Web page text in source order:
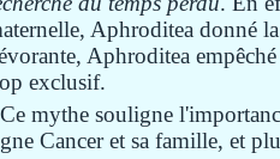
Aphroditea donné
Aphroditea
exclusif.
Ce mythe souligne
Cancer et sa famille, et